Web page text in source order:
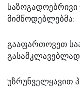
საზოგადოებრივი
მიმწოდებლებმა:
გააფართოვეთ
უზრუნველყავით